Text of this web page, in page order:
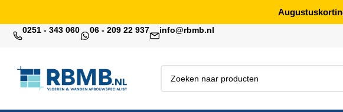
0251 - 343 060 06 - 209 22 937 info@rbmb.nl